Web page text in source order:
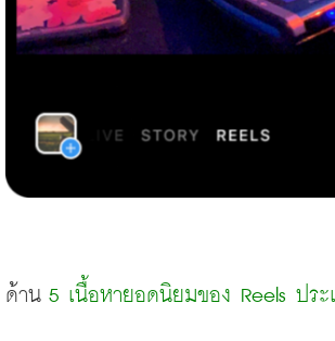
ด้าน 5 เนื้อหายอดนิยมของ Reels ประ